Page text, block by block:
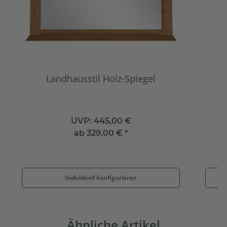
Landhausstil Holz-Spiegel
UVP: 445,00 €
ab 329,00 € *
Individuell konfigurieren